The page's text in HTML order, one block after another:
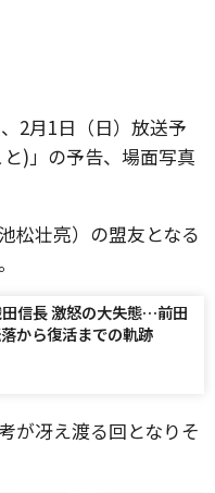
2月1日（日）放送予
)」の予告、場面写真
松壮亮）の盟友となる
田信長 激怒の大失態…前田
から復活までの軌跡
が冴え渡る回となりそ